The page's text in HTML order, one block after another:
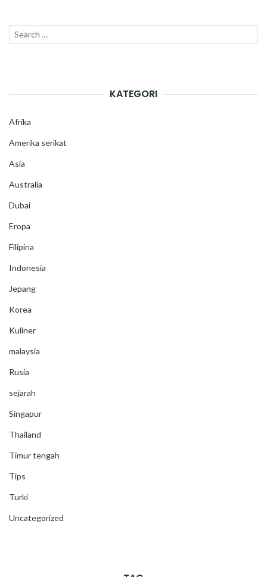
Search
KATEGORI
Afrika
Amerika serikat
Asia
Australia
Dubai
Eropa
Filipina
Indonesia
Jepang
Korea
Kuliner
malaysia
Rusia
sejarah
Singapur
Thailand
Timur tengah
Tips
Turki
Uncategorized